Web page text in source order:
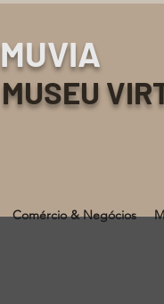
MUSEU
MUVIA
Comércio & Negócios